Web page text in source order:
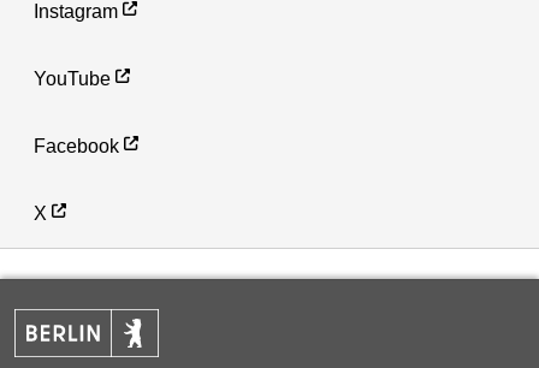
Instagram
YouTube
Facebook
X